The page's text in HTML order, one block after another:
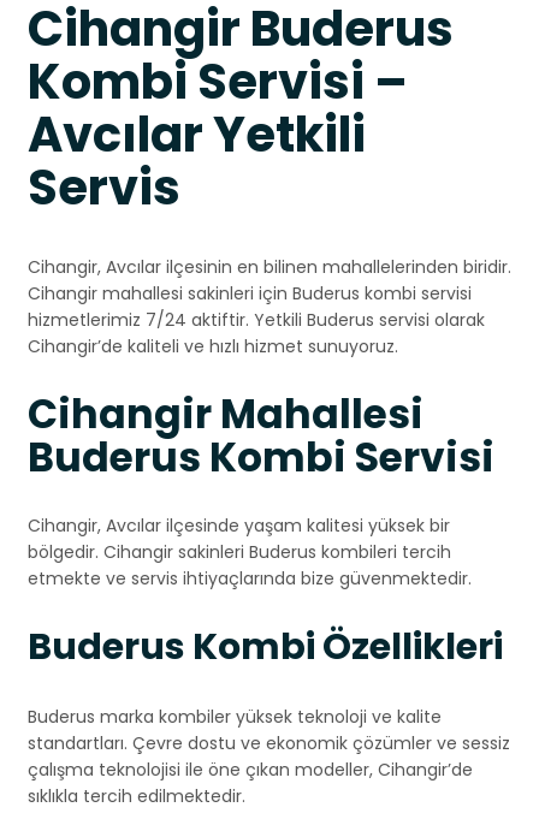
Cihangir Buderus
Kombi Servisi –
Avcılar Yetkili
Servis
Cihangir, Avcılar ilçesinin en bilinen mahallelerinden biridir.
Cihangir mahallesi sakinleri için Buderus kombi servisi
hizmetlerimiz 7/24 aktiftir. Yetkili Buderus servisi olarak
Cihangir’de kaliteli ve hızlı hizmet sunuyoruz.
Cihangir Mahallesi
Buderus Kombi Servisi
Cihangir, Avcılar ilçesinde yaşam kalitesi yüksek bir
bölgedir. Cihangir sakinleri Buderus kombileri tercih
etmekte ve servis ihtiyaçlarında bize güvenmektedir.
Buderus Kombi Özellikleri
Buderus marka kombiler yüksek teknoloji ve kalite
standartları. Çevre dostu ve ekonomik çözümler ve sessiz
çalışma teknolojisi ile öne çıkan modeller, Cihangir’de
sıklıkla tercih edilmektedir.